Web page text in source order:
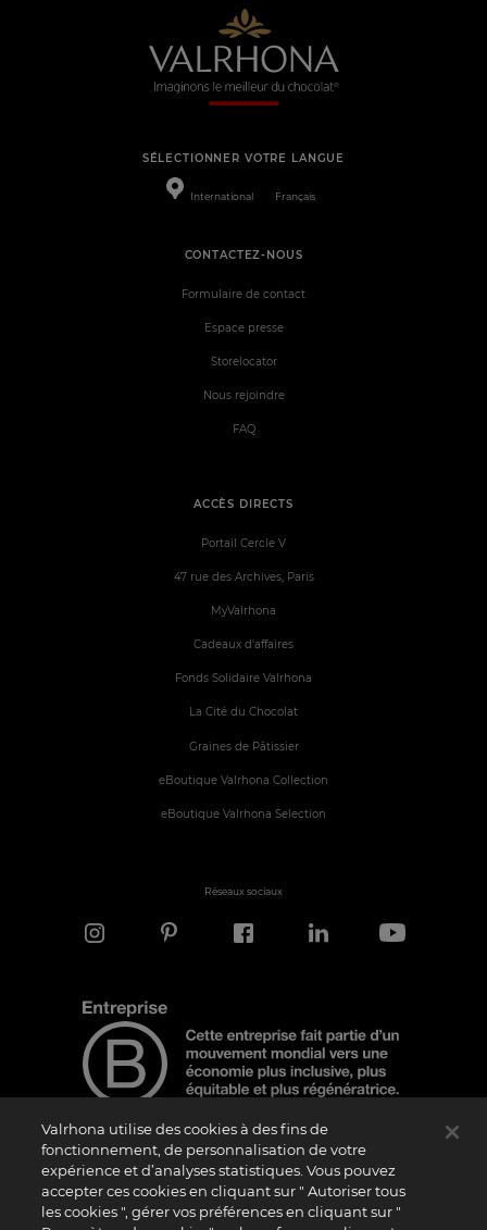
SÉLECTIONNER VOTRE LANGUE
International Français
ACCÈS DIRECTS
Portail Cercle V
47 rue des Archives, Paris
MyValrhona
Cadeaux d'affaires
Fonds Solidaire Valrhona
La Cité du Chocolat
Graines de Pâtissier
eBoutique Valrhona Collection
eBoutique Valrhona Selection
CONTACTEZ-NOUS
Formulaire de contact
Espace presse
Storelocator
Nous rejoindre
FAQ
Réseaux sociaux
Note d'information
Le logo “Certified B Corporation” est attribué par B Lab, une organisation privée à
but non lucratif, aux entreprises qui, comme la nôtre, ont réalisé avec succès le B
Valrhona utilise des cookies à des fins de
fonctionnement, de personnalisation de votre
expérience et d’analyses statistiques. Vous pouvez
accepter ces cookies en cliquant sur " Autoriser tous
les cookies ", gérer vos préférences en cliquant sur "